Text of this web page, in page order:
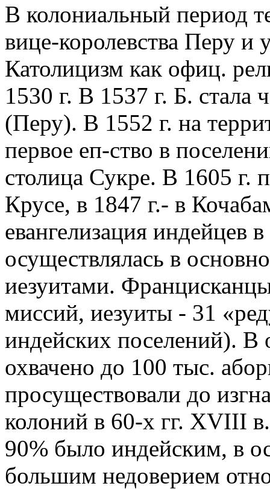
В колониальный период
вице-королевства Перу и
Католицизм как офиц.
1530 г. В 1537 г. Б. стала
(Перу). В 1552 г. на
первое еп-ство в
столица Сукре. В 1605 г.
Крусе, в 1847 г.- в
евангелизация индейцев
осуществлялась в
иезуитами.
миссий, иезуиты - 31
индейских поселений).
охвачено до 100 тыс.
просуществовали до
колоний в 60-х гг. XVIII
90% было индейским, в
большим недоверием